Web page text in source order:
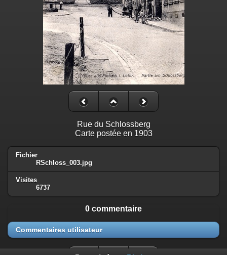
Rue du Schlossberg
Carte postée en 1903
Fichier
RSchloss_003.jpg
Visites
6737
0 commentaire
Commentaires utilisateur